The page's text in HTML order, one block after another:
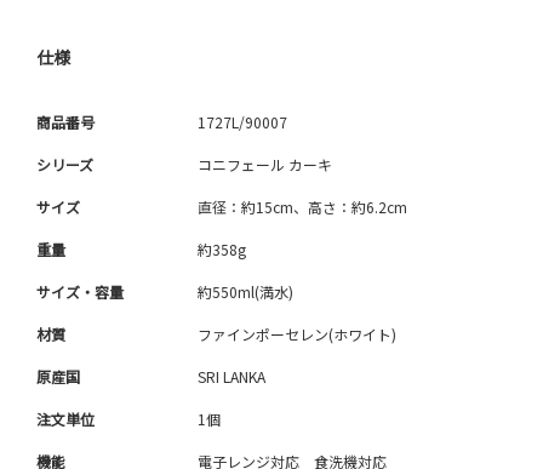
仕様
商品番号 1727L/90007
シリーズ コニフェール カーキ
サイズ 直径：約15cm、高さ：約6.2cm
重量 約358g
サイズ・容量 約550ml(満水)
材質 ファインポーセレン(ホワイト)
原産国 SRI LANKA
注文単位 1個
機能 電子レンジ対応 食洗機対応